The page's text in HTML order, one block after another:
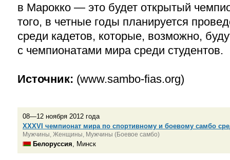
в Марокко — это будет открытый
того, в четные годы планируется
среди кадетов, которые, возможно,
с чемпионатами мира среди студентов.
Источник: (www.sambo-fias.org)
08—12 ноября 2012 года
XXXVI чемпионат мира по спортивному и боевому самбо
Мужчины, Женщины, Мужчины (Боевое самбо)
Белоруссия , Минск